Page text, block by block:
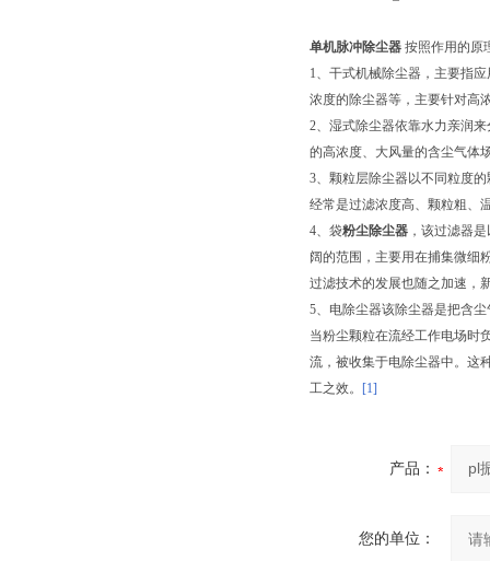
单机脉冲除尘器 按照作用的原
1、干式机械除尘器，主要指
浓度的除尘器等，主要针对高
2、湿式除尘器依靠水力亲润
的高浓度、大风量的含尘气体
3、颗粒层除尘器以不同粒度
经常是过滤浓度高、颗粒粗、
4、袋粉尘除尘器 ，该过滤器
阔的范围，主要用在捕集微细
过滤技术的发展也随之加速，
5、电除尘器该除尘器是把含
当粉尘颗粒在流经工作电场时
流，被收集于电除尘器中。这
工之效。 [1]
产品：
您的单位：